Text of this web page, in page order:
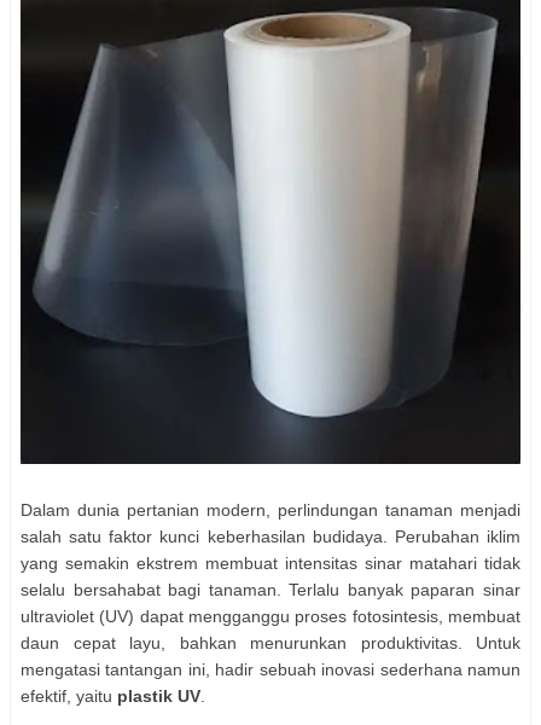
Dalam dunia pertanian modern, perlindungan tanaman menjadi
salah satu faktor kunci keberhasilan budidaya. Perubahan iklim
yang semakin ekstrem membuat intensitas sinar matahari tidak
selalu bersahabat bagi tanaman. Terlalu banyak paparan sinar
ultraviolet (UV) dapat mengganggu proses fotosintesis, membuat
daun cepat layu, bahkan menurunkan produktivitas. Untuk
mengatasi tantangan ini, hadir sebuah inovasi sederhana namun
efektif, yaitu plastik UV.